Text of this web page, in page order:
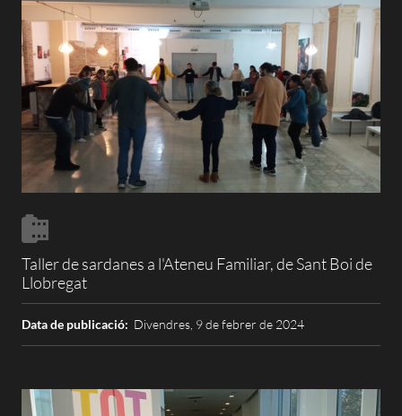
Taller de sardanes a l'Ateneu Familiar, de Sant Boi de
Llobregat
Data de publicació: Divendres, 9 de febrer de 2024